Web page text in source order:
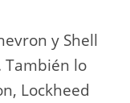
y Shell
También lo
Lockheed